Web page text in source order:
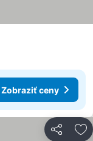
Zobraziť ceny
Zdieľať